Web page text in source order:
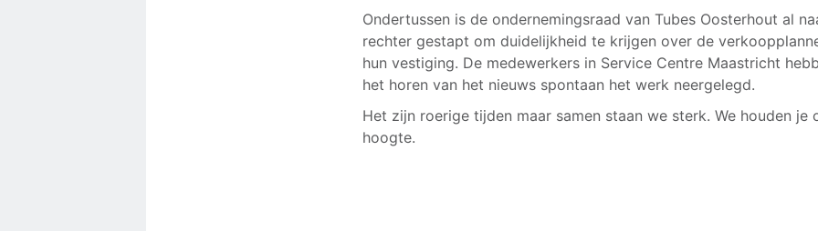
Ondertussen is de ondernemingsraad van Tubes Oosterhout al
rechter gestapt om duidelijkheid te krijgen over de
hun vestiging. De medewerkers in Service Centre Maastricht
het horen van het nieuws spontaan het werk neergelegd.
Het zijn roerige tijden maar samen staan we sterk. We houden je
hoogte.